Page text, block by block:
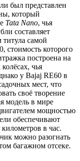
был представлен
который
Tata Nano, чья
составляет
самой
стоимость которого
построена на
чья
у Bajaj RE60 в
мест, что
своё творение
модель в мире
мощностью
обеспечивают
километров в час.
можно разогнать
багажном отсеке.